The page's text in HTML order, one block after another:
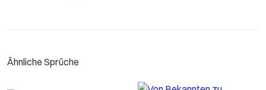
Ähnliche Sprüche